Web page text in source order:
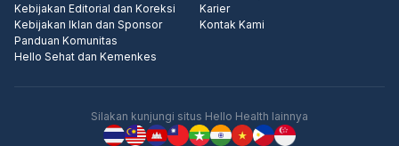
Kebijakan Editorial dan Koreksi
Kebijakan Iklan dan Sponsor
Panduan Komunitas
Hello Sehat dan Kemenkes
Karier
Kontak Kami
Silakan kunjungi situs Hello Health lainnya